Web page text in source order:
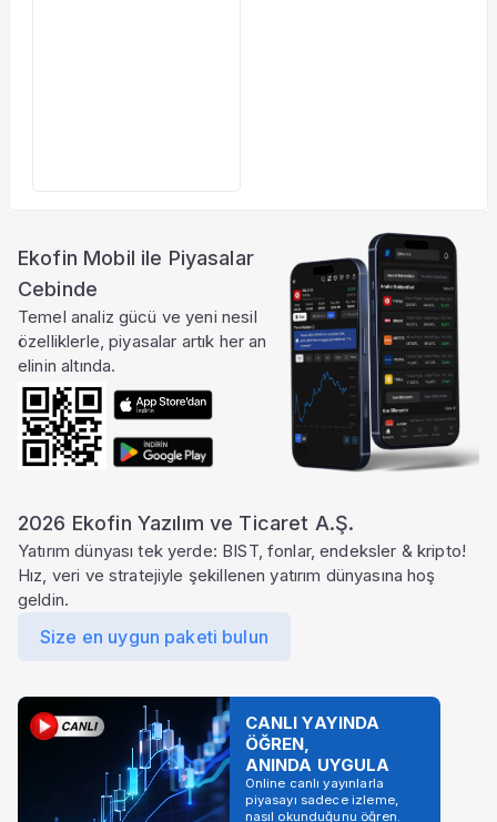
Ekofin Mobil ile Piyasalar
Cebinde
Temel analiz gücü ve yeni nesil
özelliklerle, piyasalar artık her an
elinin altında.
2026 Ekofin Yazılım ve Ticaret A.Ş.
Yatırım dünyası tek yerde: BIST, fonlar, endeksler & kripto!
Hız, veri ve stratejiyle şekillenen yatırım dünyasına hoş
geldin.
Size en uygun paketi bulun
CANLI YAYINDA
ÖĞREN,
ANINDA UYGULA
Online canlı yayınlarla
piyasayı sadece izleme,
nasıl okunduğunu öğren.